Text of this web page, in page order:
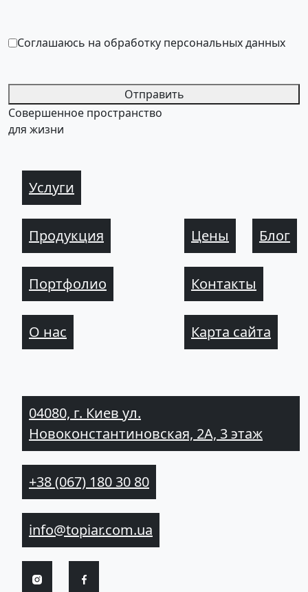
Соглашаюсь на обработку персональных данных
Отправить
Совершенное пространство
для жизни
Услуги
Продукция
Портфолио
О нас
Цены Блог
Контакты
Карта сайта
04080, г. Киев ул.
Новоконстантиновская, 2А, 3 этаж
+38 (067) 180 30 80
info@topiar.com.ua